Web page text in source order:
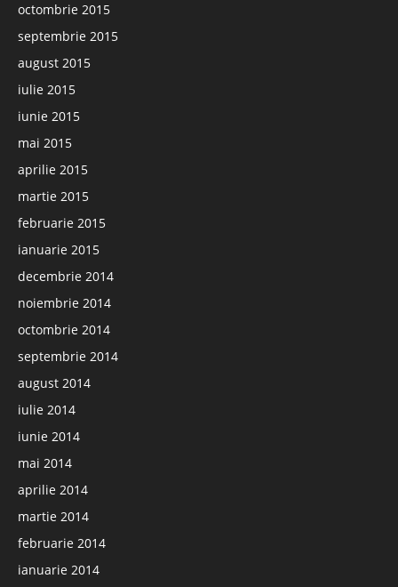
octombrie 2015
septembrie 2015
august 2015
iulie 2015
iunie 2015
mai 2015
aprilie 2015
martie 2015
februarie 2015
ianuarie 2015
decembrie 2014
noiembrie 2014
octombrie 2014
septembrie 2014
august 2014
iulie 2014
iunie 2014
mai 2014
aprilie 2014
martie 2014
februarie 2014
ianuarie 2014